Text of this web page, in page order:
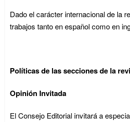
Dado el carácter internacional de la
trabajos tanto en español como en
Políticas de las secciones de la
Opinión Invitada
El Consejo Editorial invitará a